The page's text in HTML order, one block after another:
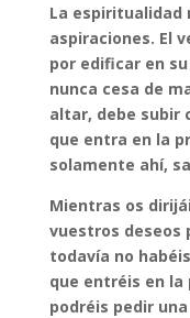
La espiritualidad
aspiraciones. El
por edificar en
nunca cesa de
altar, debe subir
que entra en la
solamente ahí,
Mientras os
vuestros deseos
todavía no
que entréis en la
podréis pedir